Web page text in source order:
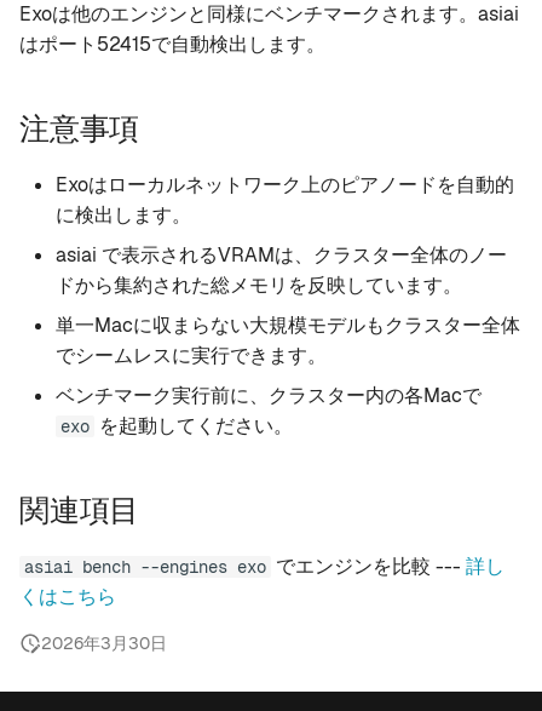
Exoは他のエンジンと同様にベンチマークされます。asiai
はポート52415で自動検出します。
注意事項
Exoはローカルネットワーク上のピアノードを自動的
に検出します。
asiai で表示されるVRAMは、クラスター全体のノー
ドから集約された総メモリを反映しています。
単一Macに収まらない大規模モデルもクラスター全体
でシームレスに実行できます。
ベンチマーク実行前に、クラスター内の各Macで
exo を起動してください。
関連項目
asiai bench --engines exo でエンジンを比較 --- 詳し
くはこちら
2026年3月30日